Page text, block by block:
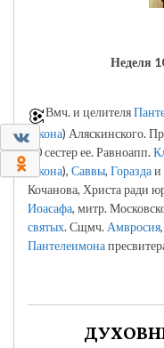
0
0
Неделя
Вмч. и целителя
(
икона) Аляскинского.
90 сестер ее. Равноапп.
икона), Саввы, Гораздаи
Кочанова, Христа ради
Иоасафа, митр.
святых. Сщмч. Амвросия
Пантелеимона